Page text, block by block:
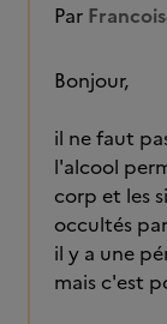
Par
Bonjour,
il ne faut
l'alcool
corp et les
occultés
il y a une
mais c'est